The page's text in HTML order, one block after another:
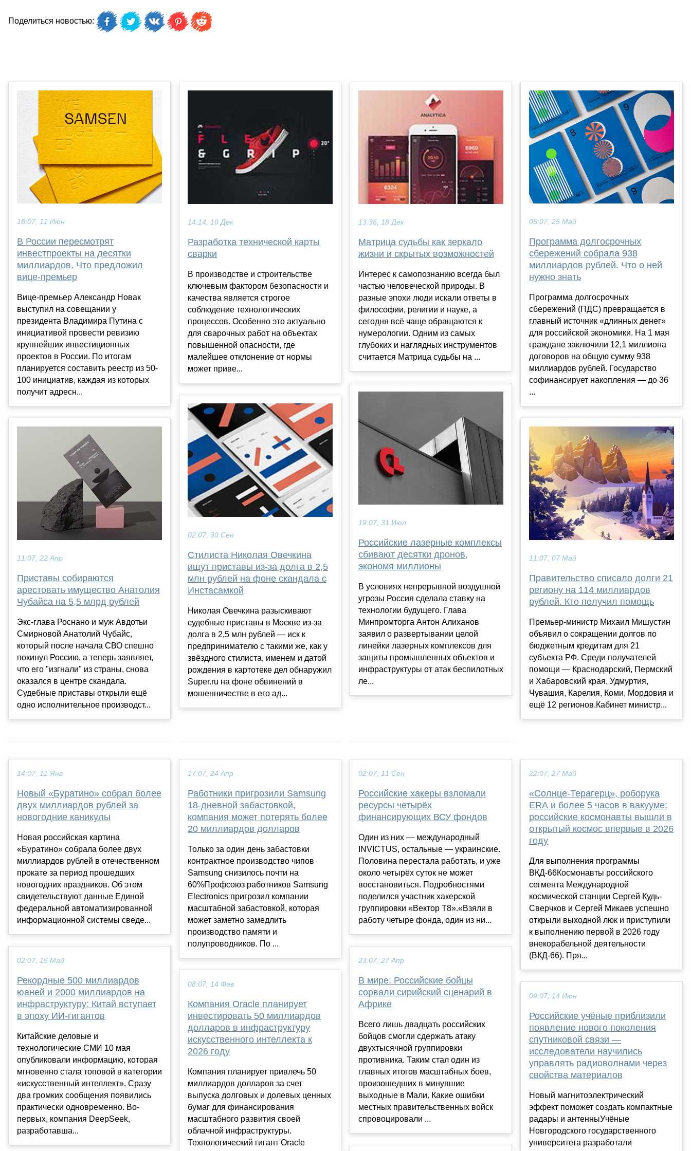
Поделиться новостью:
18:07, 11 Июн
В России пересмотрят
инвестпроекты на десятки
миллиардов. Что предложил
вице-премьер
Вице-премьер Александр Новак
выступил на совещании у
президента Владимира Путина с
инициативой провести ревизию
крупнейших инвестиционных
проектов в России. По итогам
планируется составить реестр из 50-
100 инициатив, каждая из которых
получит адресн...
11:07, 22 Апр
Приставы собираются
арестовать имущество Анатолия
Чубайса на 5,5 млрд рублей
Экс-глава Роснано и муж Авдотьи
Смирновой Анатолий Чубайс,
который после начала СВО спешно
покинул Россию, а теперь заявляет,
что его "изгнали" из страны, снова
оказался в центре скандала.
Судебные приставы открыли ещё
одно исполнительное производст...
14:14, 10 Дек
Разработка технической карты
сварки
В производстве и строительстве
ключевым фактором безопасности и
качества является строгое
соблюдение технологических
процессов. Особенно это актуально
для сварочных работ на объектах
повышенной опасности, где
малейшее отклонение от нормы
может приве...
02:07, 30 Сен
Стилиста Николая Овечкина
ищут приставы из-за долга в 2,5
млн рублей на фоне скандала с
Инстасамкой
Николая Овечкина разыскивают
судебные приставы в Москве из-за
долга в 2,5 млн рублей — иск к
предпринимателю с такими же, как у
звёздного стилиста, именем и датой
рождения в картотеке дел обнаружил
Super.ru на фоне обвинений в
мошенничестве в его ад...
13:36, 18 Дек
Матрица судьбы как зеркало
жизни и скрытых возможностей
Интерес к самопознанию всегда был
частью человеческой природы. В
разные эпохи люди искали ответы в
философии, религии и науке, а
сегодня всё чаще обращаются к
нумерологии. Одним из самых
глубоких и наглядных инструментов
считается Матрица судьбы на ...
19:07, 31 Июл
Российские лазерные комплексы
сбивают десятки дронов,
экономя миллионы
В условиях непрерывной воздушной
угрозы Россия сделала ставку на
технологии будущего. Глава
Минпромторга Антон Алиханов
заявил о развертывании целой
линейки лазерных комплексов для
защиты промышленных объектов и
инфраструктуры от атак беспилотных
ле...
05:07, 25 Май
Программа долгосрочных
сбережений собрала 938
миллиардов рублей. Что о ней
нужно знать
Программа долгосрочных
сбережений (ПДС) превращается в
главный источник «длинных денег»
для российской экономики. На 1 мая
граждане заключили 12,1 миллиона
договоров на общую сумму 938
миллиардов рублей. Государство
софинансирует накопления — до 36
...
11:07, 07 Май
Правительство списало долги 21
региону на 114 миллиардов
рублей. Кто получил помощь
Премьер-министр Михаил Мишустин
объявил о сокращении долгов по
бюджетным кредитам для 21
субъекта РФ. Среди получателей
помощи — Краснодарский, Пермский
и Хабаровский края, Удмуртия,
Чувашия, Карелия, Коми, Мордовия и
ещё 12 регионов.Кабинет министр...
14:07, 11 Янв
Новый «Буратино» собрал более
двух миллиардов рублей за
новогодние каникулы
Новая российская картина
«Буратино» собрала более двух
миллиардов рублей в отечественном
прокате за период прошедших
новогодних праздников. Об этом
свидетельствуют данные Единой
федеральной автоматизированной
информационной системы сведе...
02:07, 15 Май
Рекордные 500 миллиардов
юаней и 2000 миллиардов на
инфраструктуру: Китай вступает
в эпоху ИИ-гигантов
Китайские деловые и
технологические СМИ 10 мая
опубликовали информацию, которая
мгновенно стала топовой в категории
«искусственный интеллект». Сразу
два громких сообщения появились
практически одновременно. Во-
первых, компания DeepSeek,
разработавша...
17:07, 24 Апр
Работники пригрозили Samsung
18-дневной забастовкой,
компания может потерять более
20 миллиардов долларов
Только за один день забастовки
контрактное производство чипов
Samsung снизилось почти на
60%Профсоюз работников Samsung
Electronics пригрозил компании
масштабной забастовкой, которая
может заметно замедлить
производство памяти и
полупроводников. По ...
08:07, 14 Фев
Компания Oracle планирует
инвестировать 50 миллиардов
долларов в инфраструктуру
искусственного интеллекта к
2026 году
Компания планирует привлечь 50
миллиардов долларов за счет
выпуска долговых и долевых ценных
бумаг для финансирования
масштабного развития своей
облачной инфраструктуры.
Технологический гигант Oracle
02:07, 11 Сен
Российские хакеры взломали
ресурсы четырёх
финансирующих ВСУ фондов
Один из них — международный
INVICTUS, остальные — украинские.
Половина перестала работать, и уже
около четырёх суток не может
восстановиться. Подробностями
поделился участник хакерской
группировки «Вектор Т8».«Взяли в
работу четыре фонда, один из ни...
23:07, 27 Апр
В мире: Российские бойцы
сорвали сирийский сценарий в
Африке
Всего лишь двадцать российских
бойцов смогли сдержать атаку
двухтысячной группировки
противника. Таким стал один из
главных итогов масштабных боев,
произошедших в минувшие
выходные в Мали. Какие ошибки
местных правительственных войск
спровоцировали ...
22:07, 27 Май
«Солнце-Терагерц», роборука
ERA и более 5 часов в вакууме:
российские космонавты вышли в
открытый космос впервые в 2026
году
Для выполнения программы
ВКД-66Космонавты российского
сегмента Международной
космической станции Сергей Кудь-
Сверчков и Сергей Микаев успешно
открыли выходной люк и приступили
к выполнению первой в 2026 году
внекорабельной деятельности
(ВКД-66). Пря...
09:07, 14 Июн
Российские учёные приблизили
появление нового поколения
спутниковой связи —
исследователи научились
управлять радиоволнами через
свойства материалов
Новый магнитоэлектрический
эффект поможет создать компактные
радары и антенныУчёные
Новгородского государственного
университета разработали